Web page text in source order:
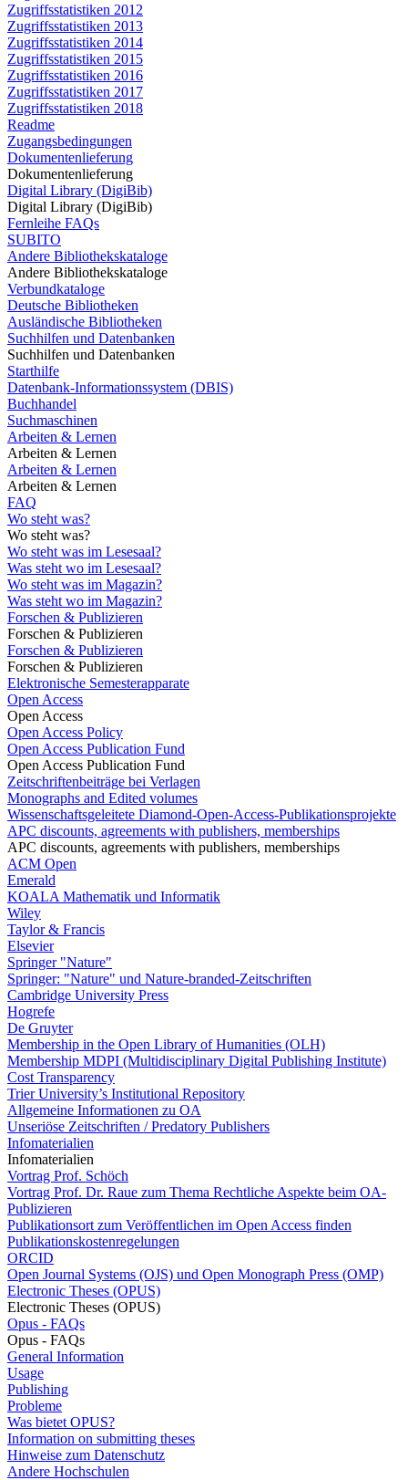
Zugriffsstatistiken 2012
Zugriffsstatistiken 2013
Zugriffsstatistiken 2014
Zugriffsstatistiken 2015
Zugriffsstatistiken 2016
Zugriffsstatistiken 2017
Zugriffsstatistiken 2018
Readme
Zugangsbedingungen
Dokumentenlieferung
Dokumentenlieferung
Digital Library (DigiBib)
Digital Library (DigiBib)
Fernleihe FAQs
SUBITO
Andere Bibliothekskataloge
Andere Bibliothekskataloge
Verbundkataloge
Deutsche Bibliotheken
Ausländische Bibliotheken
Suchhilfen und Datenbanken
Suchhilfen und Datenbanken
Starthilfe
Datenbank-Informationssystem (DBIS)
Buchhandel
Suchmaschinen
Arbeiten & Lernen
Arbeiten & Lernen
Arbeiten & Lernen
Arbeiten & Lernen
FAQ
Wo steht was?
Wo steht was?
Wo steht was im Lesesaal?
Was steht wo im Lesesaal?
Wo steht was im Magazin?
Was steht wo im Magazin?
Forschen & Publizieren
Forschen & Publizieren
Forschen & Publizieren
Forschen & Publizieren
Elektronische Semesterapparate
Open Access
Open Access
Open Access Policy
Open Access Publication Fund
Open Access Publication Fund
Zeitschriftenbeiträge bei Verlagen
Monographs and Edited volumes
Wissenschaftsgeleitete Diamond-Open-Access-Publikationsprojekte
APC discounts, agreements with publishers, memberships
APC discounts, agreements with publishers, memberships
ACM Open
Emerald
KOALA Mathematik und Informatik
Wiley
Taylor & Francis
Elsevier
Springer "Nature"
Springer: "Nature" und Nature-branded-Zeitschriften
Cambridge University Press
Hogrefe
De Gruyter
Membership in the Open Library of Humanities (OLH)
Membership MDPI (Multidisciplinary Digital Publishing Institute)
Cost Transparency
Trier University’s Institutional Repository
Allgemeine Informationen zu OA
Unseriöse Zeitschriften / Predatory Publishers
Infomaterialien
Infomaterialien
Vortrag Prof. Schöch
Vortrag Prof. Dr. Raue zum Thema Rechtliche Aspekte beim OA-
Publizieren
Publikationsort zum Veröffentlichen im Open Access finden
Publikationskostenregelungen
ORCID
Open Journal Systems (OJS) und Open Monograph Press (OMP)
Electronic Theses (OPUS)
Electronic Theses (OPUS)
Opus - FAQs
Opus - FAQs
General Information
Usage
Publishing
Probleme
Was bietet OPUS?
Information on submitting theses
Hinweise zum Datenschutz
Andere Hochschulen